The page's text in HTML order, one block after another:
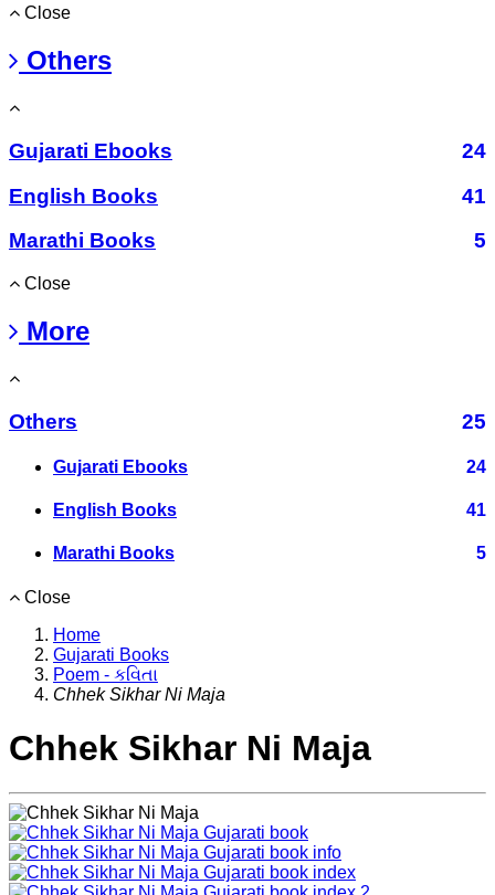
Close
Others
Gujarati Ebooks
24
English Books
41
Marathi Books
5
Close
More
Others 25
Gujarati Ebooks 24
English Books 41
Marathi Books 5
Close
Home
Gujarati Books
Poem - કવિતા
Chhek Sikhar Ni Maja
Chhek Sikhar Ni Maja